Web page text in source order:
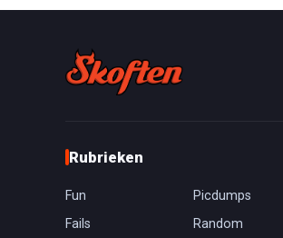
Rubrieken
Fun
Picdumps
Fails
Random